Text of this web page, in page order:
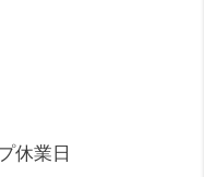
休業日